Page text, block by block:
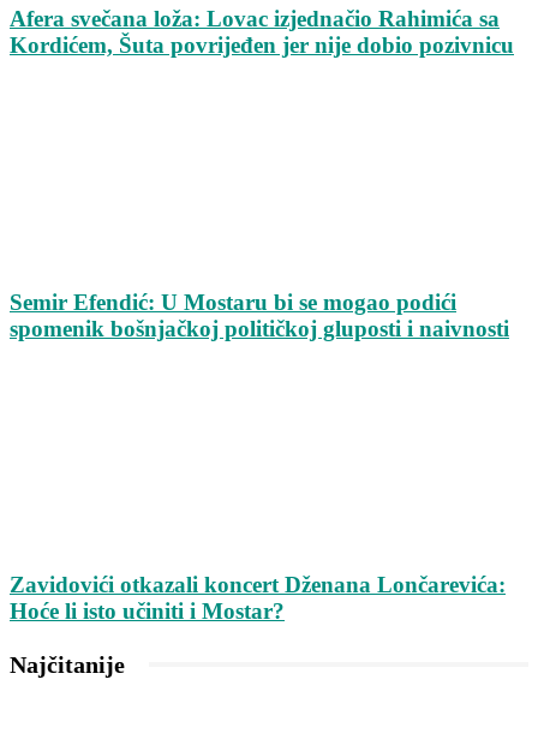
Afera svečana loža: Lovac izjednačio Rahimića sa
Kordićem, Šuta povrijeđen jer nije dobio pozivnicu
Semir Efendić: U Mostaru bi se mogao podići
spomenik bošnjačkoj političkoj gluposti i naivnosti
Zavidovići otkazali koncert Dženana Lončarevića:
Hoće li isto učiniti i Mostar?
Najčitanije